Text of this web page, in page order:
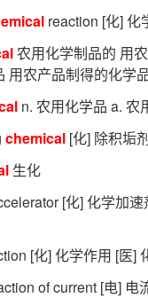
reaction [化] 化
农用化学制品的 用
用农产品制得的化学
n. 农用化学品 a. 农
chemical [化] 除积垢
生化
[化] 化学加
[化] 化学作用 [医]
of current [电] 电